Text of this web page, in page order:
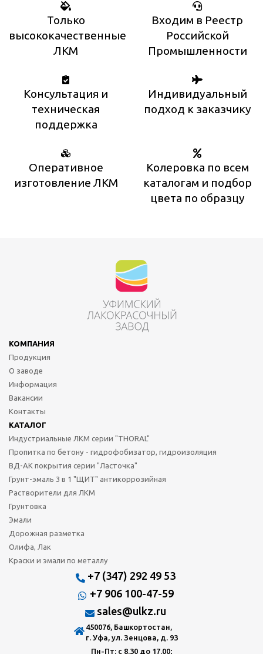
Только
высококачественные
ЛКМ
Входим в Реестр
Российской
Промышленности
Консультация и
техническая
поддержка
Индивидуальный
подход к заказчику
Оперативное
изготовление ЛКМ
Колеровка по всем
каталогам и подбор
цвета по образцу
КОМПАНИЯ
Продукция
О заводе
Информация
Вакансии
Контакты
КАТАЛОГ
Индустриальные ЛКМ серии "THORAL"
Пропитка по бетону - гидрофобизатор, гидроизоляция
ВД-АК покрытия серии "Ласточка"
Грунт-эмаль 3 в 1 "ЩИТ" антикоррозийная
Растворители для ЛКМ
Грунтовка
Эмали
Дорожная разметка
Олифа, Лак
Краски и эмали по металлу
+7 (347) 292 49 53
+7 906 100-47-59
sales@ulkz.ru
450076, Башкортостан,
г. Уфа, ул. Зенцова, д. 93
Пн-Пт: с 8.30 до 17.00;